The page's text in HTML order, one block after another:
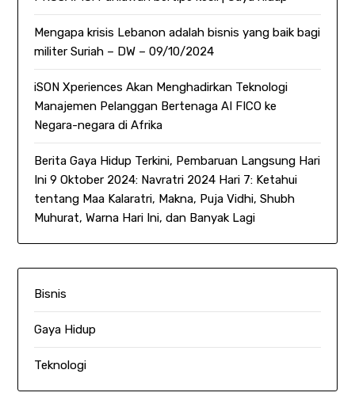
Mengapa krisis Lebanon adalah bisnis yang baik bagi
militer Suriah – DW – 09/10/2024
iSON Xperiences Akan Menghadirkan Teknologi
Manajemen Pelanggan Bertenaga AI FICO ke
Negara-negara di Afrika
Berita Gaya Hidup Terkini, Pembaruan Langsung Hari
Ini 9 Oktober 2024: Navratri 2024 Hari 7: Ketahui
tentang Maa Kalaratri, Makna, Puja Vidhi, Shubh
Muhurat, Warna Hari Ini, dan Banyak Lagi
Bisnis
Gaya Hidup
Teknologi